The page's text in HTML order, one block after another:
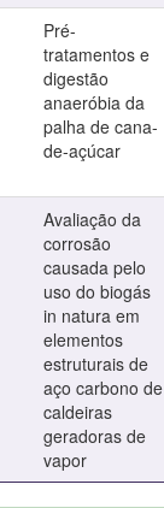
Pré-
tratamentos e
digestão
anaeróbia da
palha de cana-
de-açúcar
Avaliação da
corrosão
causada pelo
uso do biogás
in natura em
elementos
estruturais de
aço carbono de
caldeiras
geradoras de
vapor